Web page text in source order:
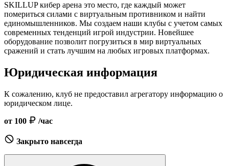
SKILLUP кибер арена это место, где каждый может
помериться силами с виртуальным противником и найти
единомышленников. Мы создаем наши клубы с учетом самых
современных тенденций игрой индустрии. Новейшее
оборудование позволит погрузиться в мир виртуальных
сражений и стать лучшим на любых игровых платформах.
Юридическая информация
К сожалению, клуб не предоставил агрегатору информацию о
юридическом лице.
от 100 /час
Закрыто навсегда